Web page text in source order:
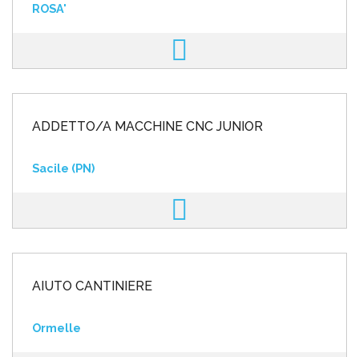
ROSA'
ADDETTO/A MACCHINE CNC JUNIOR
Sacile (PN)
AIUTO CANTINIERE
Ormelle